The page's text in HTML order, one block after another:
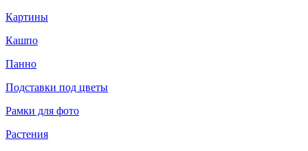
Картины
Кашпо
Панно
Подставки под цветы
Рамки для фото
Растения